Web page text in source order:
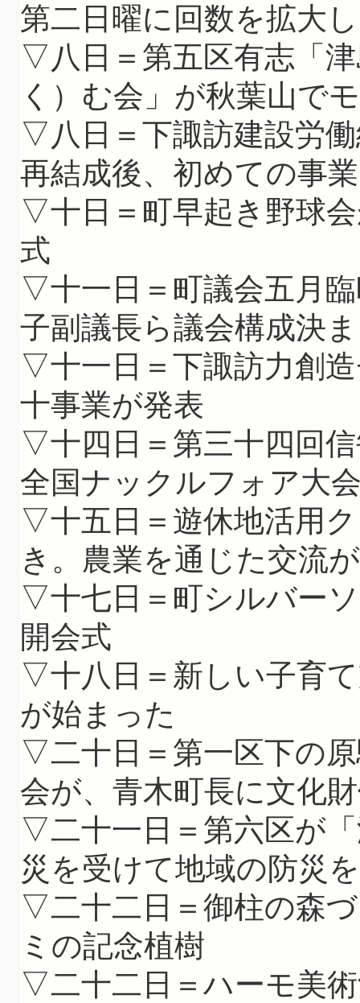
第二日曜に回数を拡大
▽八日＝第五区有志「
く）む会」が秋葉山で
▽八日＝下諏訪建設労
再結成後、初めての事業
▽十日＝町早起き野球
式
▽十一日＝町議会五月
子副議長ら議会構成決
▽十一日＝下諏訪力創
十事業が発表
▽十四日＝第三十四回
全国ナックルフォア大
▽十五日＝遊休地活用
き。農業を通じた交流
▽十七日＝町シルバー
開会式
▽十八日＝新しい子育
が始まった
▽二十日＝第一区下の
会が、青木町長に文化
▽二十一日＝第六区が
災を受けて地域の防災
▽二十二日＝御柱の森
ミの記念植樹
▽二十二日＝ハーモ美